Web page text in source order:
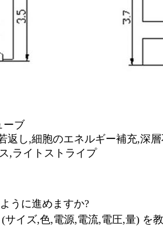
ーブ
返し,細胞のエネルギー補充,深
,ライトストライプ
うに進めますか?
イズ,色,電源,電流,電圧,量) を